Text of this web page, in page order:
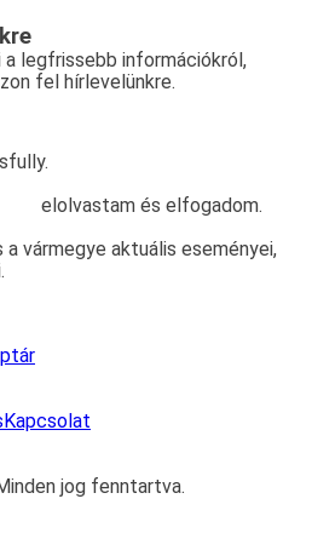
a legfrissebb információkról,
fel hírlevelünkre.
elolvastam és elfogadom.
vármegye aktuális eseményei,
Kapcsolat
jog fenntartva.